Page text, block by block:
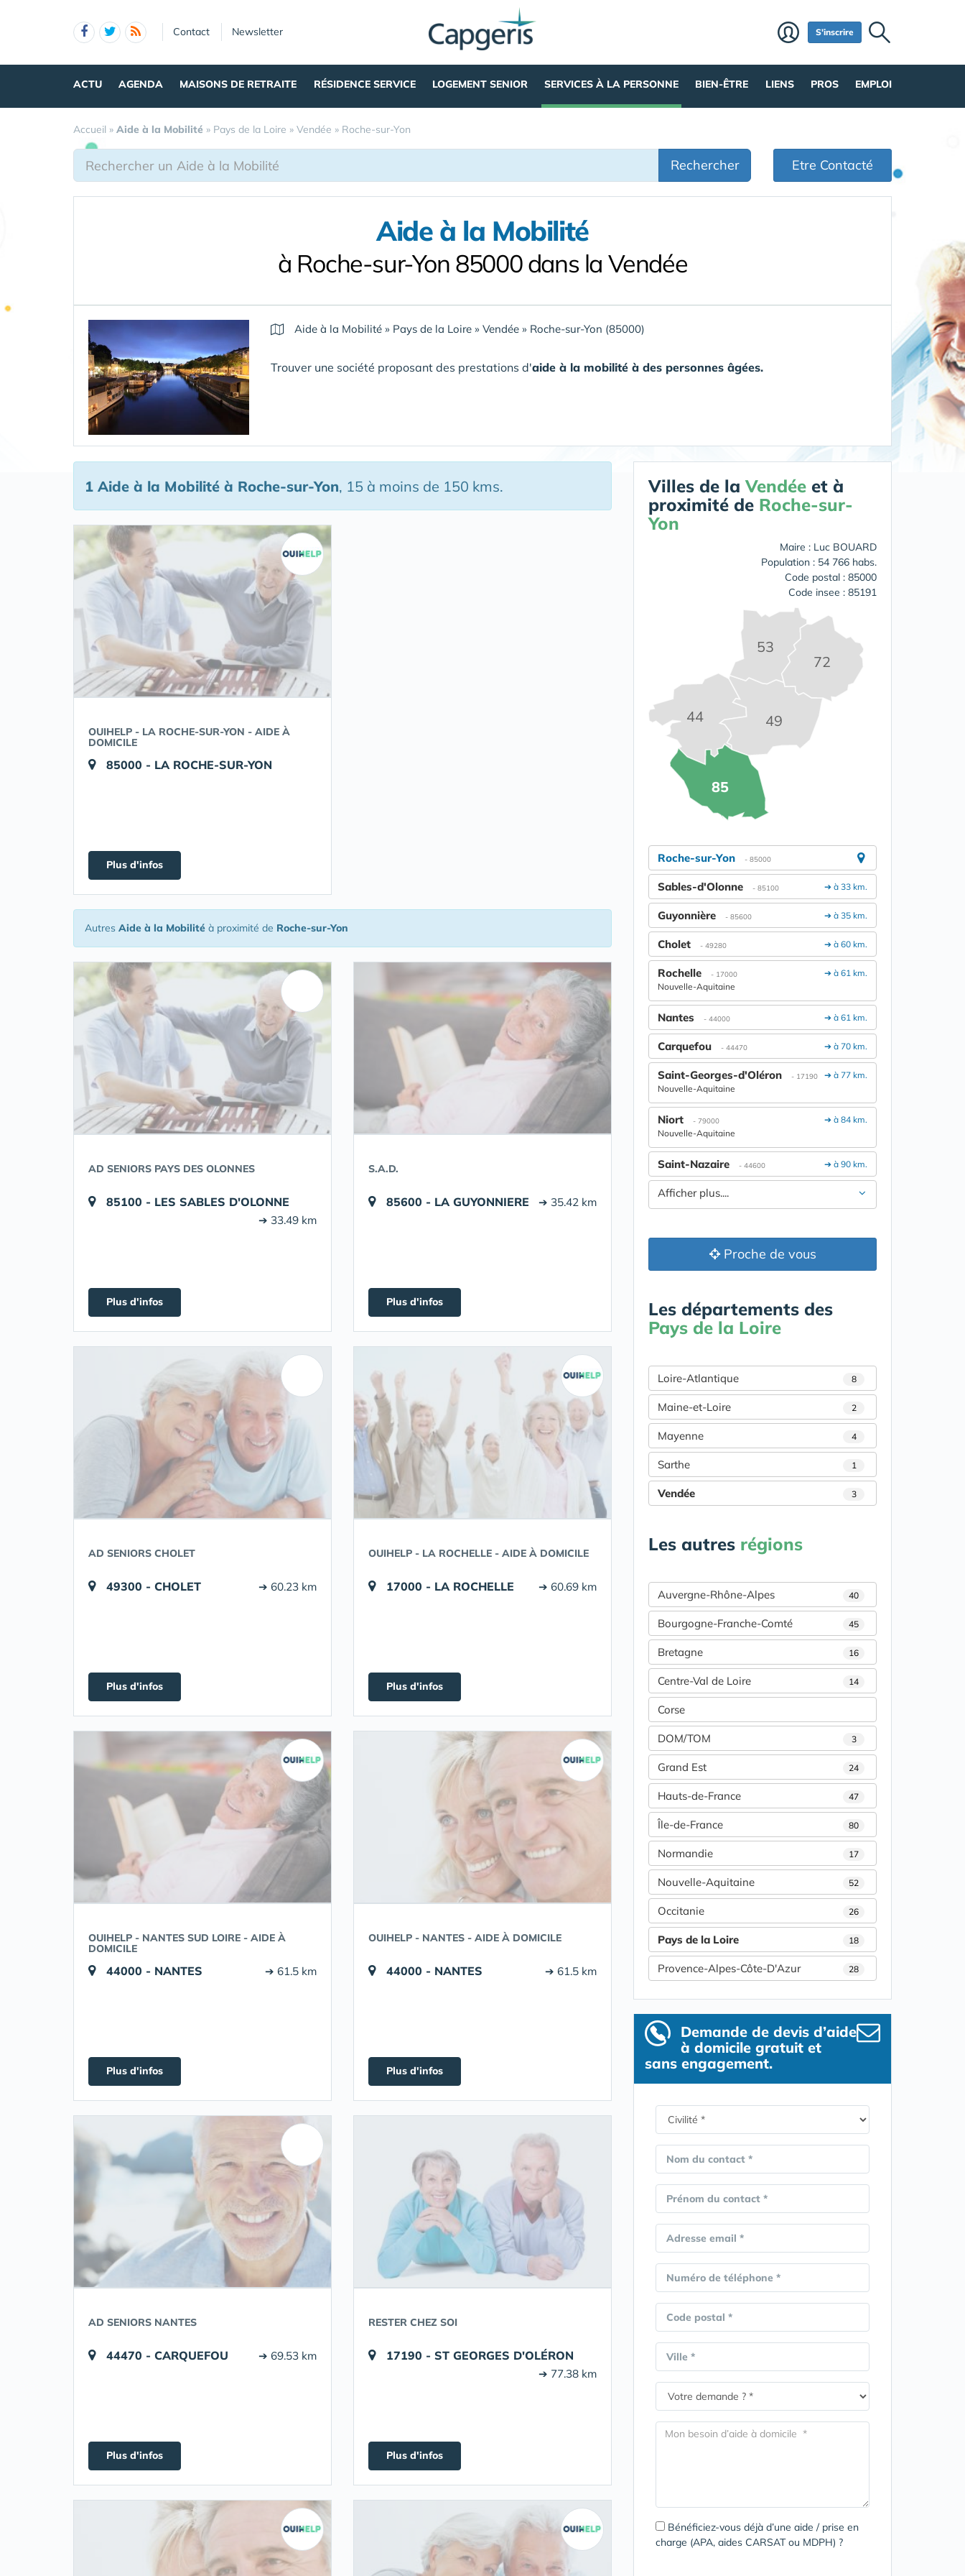
Contact Newsletter S'inscrire
ACTU AGENDA MAISONS DE RETRAITE RÉSIDENCE SERVICE LOGEMENT SENIOR SERVICES À LA PERSONNE BIEN-ÊTRE LIENS PROS EMPLOI
Accueil » Aide à la Mobilité » Pays de la Loire » Vendée » Roche-sur-Yon
Rechercher Etre Contacté
Aide à la Mobilité
à Roche-sur-Yon 85000 dans la Vendée
Aide à la Mobilité » Pays de la Loire » Vendée » Roche-sur-Yon (85000)
Trouver une société proposant des prestations d'aide à la mobilité à des personnes âgées.
1 Aide à la Mobilité à Roche-sur-Yon, 15 à moins de 150 kms.
OUIHELP - LA ROCHE-SUR-YON - AIDE À
DOMICILE
85000 - LA ROCHE-SUR-YON
Plus d'infos
Autres Aide à la Mobilité à proximité de Roche-sur-Yon
AD SENIORS PAYS DES OLONNES
85100 - LES SABLES D'OLONNE
➔ 33.49 km
Plus d'infos
S.A.D.
85600 - LA GUYONNIERE ➔ 35.42 km
Plus d'infos
AD SENIORS CHOLET
49300 - CHOLET ➔ 60.23 km
Plus d'infos
OUIHELP - LA ROCHELLE - AIDE À DOMICILE
17000 - LA ROCHELLE ➔ 60.69 km
Plus d'infos
OUIHELP - NANTES SUD LOIRE - AIDE À
DOMICILE
44000 - NANTES ➔ 61.5 km
Plus d'infos
OUIHELP - NANTES - AIDE À DOMICILE
44000 - NANTES ➔ 61.5 km
Plus d'infos
AD SENIORS NANTES
44470 - CARQUEFOU ➔ 69.53 km
Plus d'infos
RESTER CHEZ SOI
17190 - ST GEORGES D'OLÉRON
➔ 77.38 km
Plus d'infos
Villes de la Vendée et à
proximité de Roche-sur-
Yon
Maire : Luc BOUARD
Population : 54 766 habs.
Code postal : 85000
Code insee : 85191
44 49
53
72
85
Roche-sur-Yon - 85000
➔ à 33 km.
Sables-d'Olonne - 85100
➔ à 35 km.
Guyonnière - 85600
➔ à 60 km.
Cholet - 49280
➔ à 61 km.
Rochelle - 17000
Nouvelle-Aquitaine
➔ à 61 km.
Nantes - 44000
➔ à 70 km.
Carquefou - 44470
➔ à 77 km.
Saint-Georges-d'Oléron - 17190
Nouvelle-Aquitaine
➔ à 84 km.
Niort - 79000
Nouvelle-Aquitaine
➔ à 90 km.
Saint-Nazaire - 44600
Afficher plus....
Proche de vous
Les départements des
Pays de la Loire
Loire-Atlantique 8
Maine-et-Loire 2
Mayenne 4
Sarthe 1
Vendée 3
Les autres régions
Auvergne-Rhône-Alpes 40
Bourgogne-Franche-Comté 45
Bretagne 16
Centre-Val de Loire 14
Corse
DOM/TOM 3
Grand Est 24
Hauts-de-France 47
Île-de-France 80
Normandie 17
Nouvelle-Aquitaine 52
Occitanie 26
Pays de la Loire 18
Provence-Alpes-Côte-D'Azur 28
Demande de devis d’aide
à domicile gratuit et
sans engagement.
Nom du contact *
Prénom du contact *
Adresse email *
Numéro de téléphone *
Code postal *
Ville *
Bénéficiez-vous déjà d’une aide / prise en
charge (APA, aides CARSAT ou MDPH) ?